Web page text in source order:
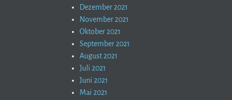
Dezember 2021
November 2021
Oktober 2021
September 2021
August 2021
Juli 2021
Juni 2021
Mai 2021